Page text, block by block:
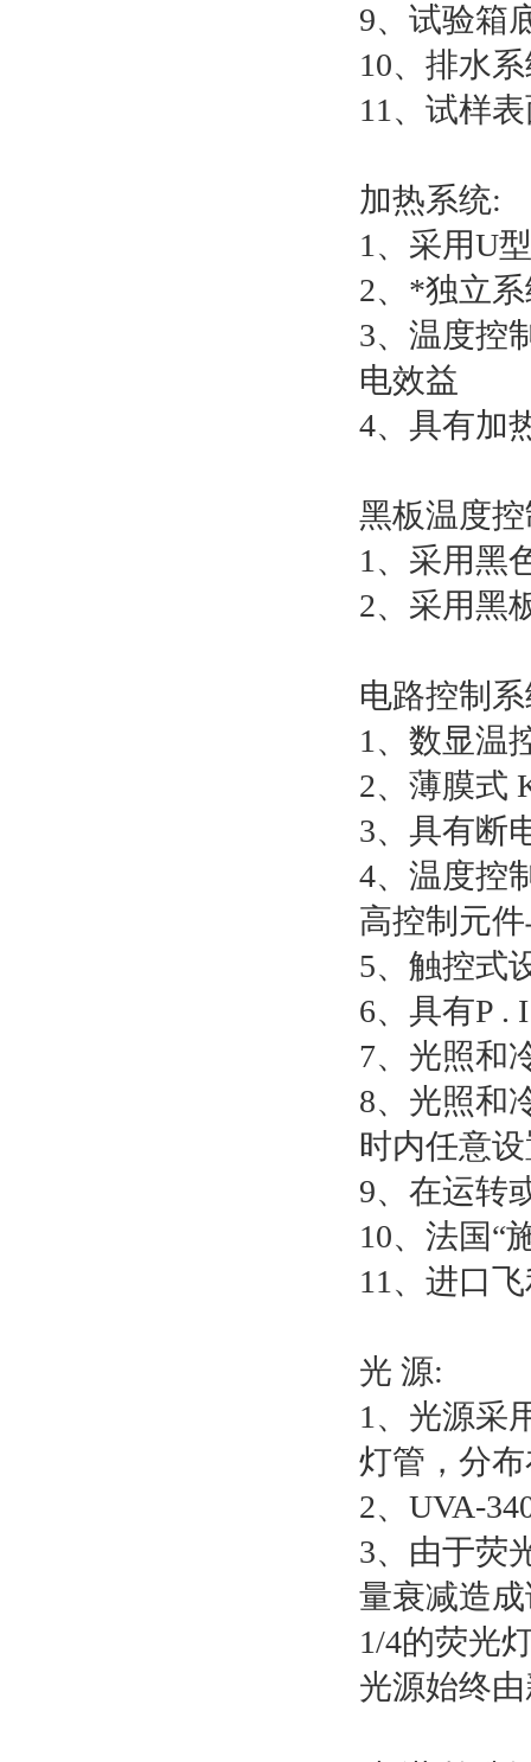
9、试验箱
10、排水
11、试样
加热系统:
1、采用U
2、*独立
3、温度控
电效益
4、具有加
黑板温度
1、采用黑
2、采用黑
电路控制
1、数显温
2、薄膜式
3、具有断
4、温度控
高控制元
5、触控式
6、具有P .
7、光照和
8、光照和
时内任意
9、在运转
10、法国“
11、进口
光 源:
1、光源采
灯管，分
2、UVA-
3、由于荧
量衰减造
1/4的荧光
光源始终